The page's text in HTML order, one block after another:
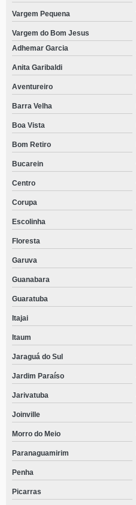
Vargem Pequena
Vargem do Bom Jesus
Adhemar Garcia
Anita Garibaldi
Aventureiro
Barra Velha
Boa Vista
Bom Retiro
Bucarein
Centro
Corupa
Escolinha
Floresta
Garuva
Guanabara
Guaratuba
Itajai
Itaum
Jaraguá do Sul
Jardim Paraíso
Jarivatuba
Joinville
Morro do Meio
Paranaguamirim
Penha
Picarras